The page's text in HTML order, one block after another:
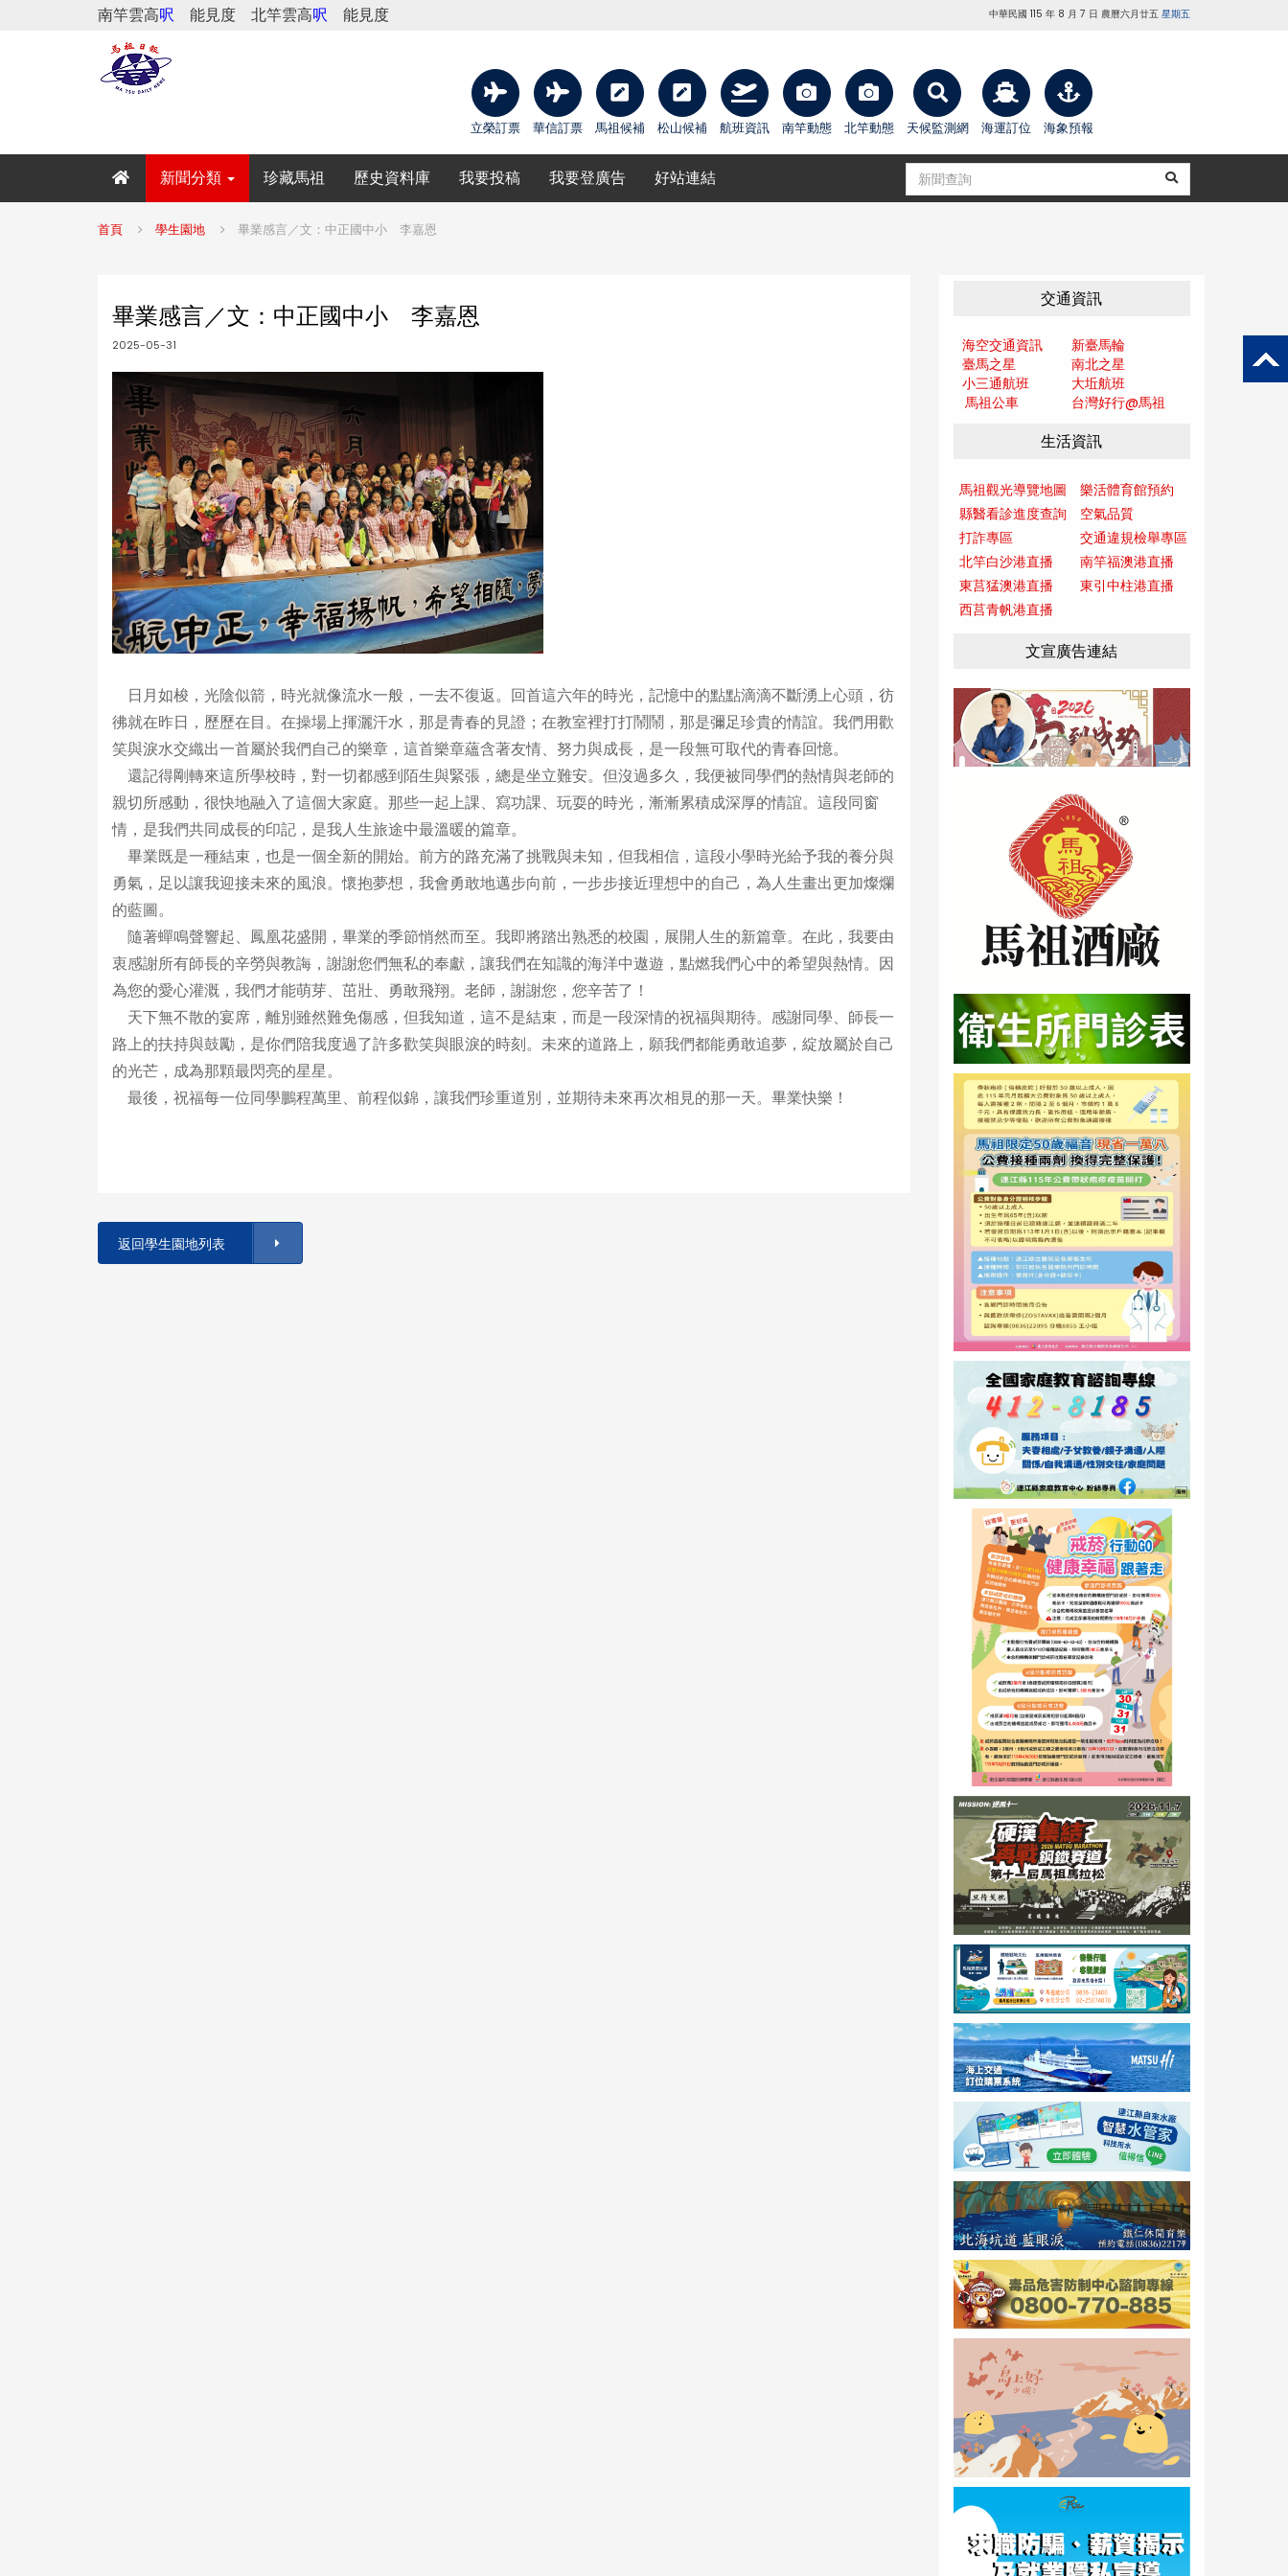
南竿雲高呎 能見度 北竿雲高呎 能見度 中華民國 115 年 8 月 7 日 農曆六月廿五 星期五
立榮訂票 華信訂票 馬祖候補 松山候補 航班資訊 南竿動態 北竿動態 天候監測網 海運訂位 海象預報
新聞分類 珍藏馬祖 歷史資料庫 我要投稿 我要登廣告 好站連結
首頁 學生園地 畢業感言／文：中正國中小 李嘉恩
畢業感言／文：中正國中小 李嘉恩
2025-05-31
日月如梭，光陰似箭，時光就像流水一般，一去不復返。回首這六年的時光，記憶中的點點滴滴不斷湧上心頭，彷
彿就在昨日，歷歷在目。在操場上揮灑汗水，那是青春的見證；在教室裡打打鬧鬧，那是彌足珍貴的情誼。我們用歡
笑與淚水交織出一首屬於我們自己的樂章，這首樂章蘊含著友情、努力與成長，是一段無可取代的青春回憶。
還記得剛轉來這所學校時，對一切都感到陌生與緊張，總是坐立難安。但沒過多久，我便被同學們的熱情與老師的
親切所感動，很快地融入了這個大家庭。那些一起上課、寫功課、玩耍的時光，漸漸累積成深厚的情誼。這段同窗
情，是我們共同成長的印記，是我人生旅途中最溫暖的篇章。
畢業既是一種結束，也是一個全新的開始。前方的路充滿了挑戰與未知，但我相信，這段小學時光給予我的養分與
勇氣，足以讓我迎接未來的風浪。懷抱夢想，我會勇敢地邁步向前，一步步接近理想中的自己，為人生畫出更加燦爛
的藍圖。
隨著蟬鳴聲響起、鳳凰花盛開，畢業的季節悄然而至。我即將踏出熟悉的校園，展開人生的新篇章。在此，我要由
衷感謝所有師長的辛勞與教誨，謝謝您們無私的奉獻，讓我們在知識的海洋中遨遊，點燃我們心中的希望與熱情。因
為您的愛心灌溉，我們才能萌芽、茁壯、勇敢飛翔。老師，謝謝您，您辛苦了！
天下無不散的宴席，離別雖然難免傷感，但我知道，這不是結束，而是一段深情的祝福與期待。感謝同學、師長一
路上的扶持與鼓勵，是你們陪我度過了許多歡笑與眼淚的時刻。未來的道路上，願我們都能勇敢追夢，綻放屬於自己
的光芒，成為那顆最閃亮的星星。
最後，祝福每一位同學鵬程萬里、前程似錦，讓我們珍重道別，並期待未來再次相見的那一天。畢業快樂！
返回學生園地列表
交通資訊
海空交通資訊
新臺馬輪
臺馬之星
南北之星
小三通航班
大坵航班
馬祖公車
台灣好行@馬祖
生活資訊
馬祖觀光導覽地圖
樂活體育館預約
縣醫看診進度查詢
空氣品質
打詐專區
交通違規檢舉專區
北竿白沙港直播
南竿福澳港直播
東莒猛澳港直播
東引中柱港直播
西莒青帆港直播
文宣廣告連結